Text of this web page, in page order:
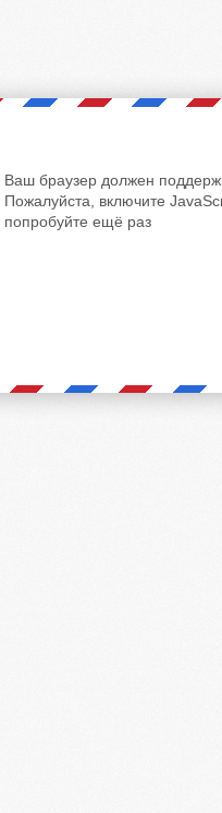
Ваш браузер должен
Пожалуйста, включите
попробуйте ещё раз